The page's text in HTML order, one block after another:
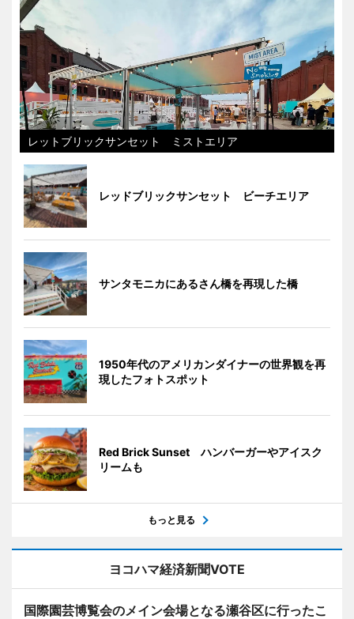
レットブリックサンセット ミストエリア
レッドブリックサンセット ビーチエリア
サンタモニカにあるさん橋を再現した橋
1950年代のアメリカンダイナーの世界観を再
現したフォトスポット
Red Brick Sunset ハンバーガーやアイスク
リームも
もっと見る
ヨコハマ経済新聞VOTE
国際園芸博覧会のメイン会場となる瀬谷区に行ったこ